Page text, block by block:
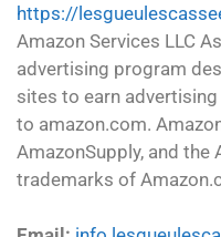
https://
Amazon Services LLC
advertising program
sites to earn
to amazon.com.
AmazonSupply, and the
trademarks of